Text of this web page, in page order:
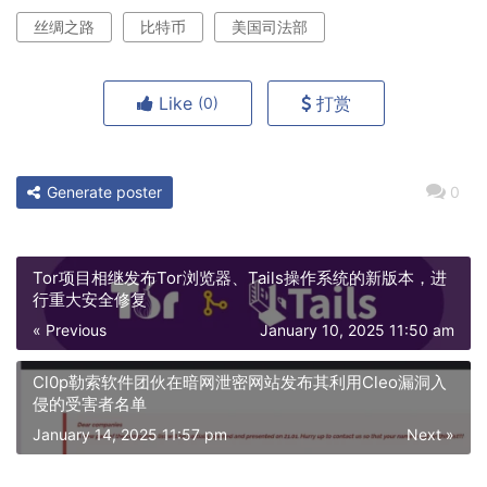
丝绸之路 比特币 美国司法部
Like (0) 打赏
0
Generate poster
Tor项目相继发布Tor浏览器、Tails操作系统的新版本，进
行重大安全修复
« Previous January 10, 2025 11:50 am
Cl0p勒索软件团伙在暗网泄密网站发布其利用Cleo漏洞入
侵的受害者名单
Next »
January 14, 2025 11:57 pm